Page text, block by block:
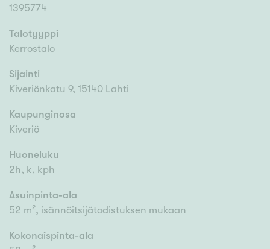
1395774
Talotyyppi
Kerrostalo
Sijainti
Kiveriönkatu 9, 15140 Lahti
Kaupunginosa
Kiveriö
Huoneluku
2h, k, kph
Asuinpinta-ala
52 m², isännöitsijätodistuksen mukaan
Kokonaispinta-ala